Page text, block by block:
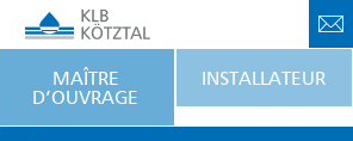
MAÎTRE
D’OUVRAGE
INSTALLATEUR